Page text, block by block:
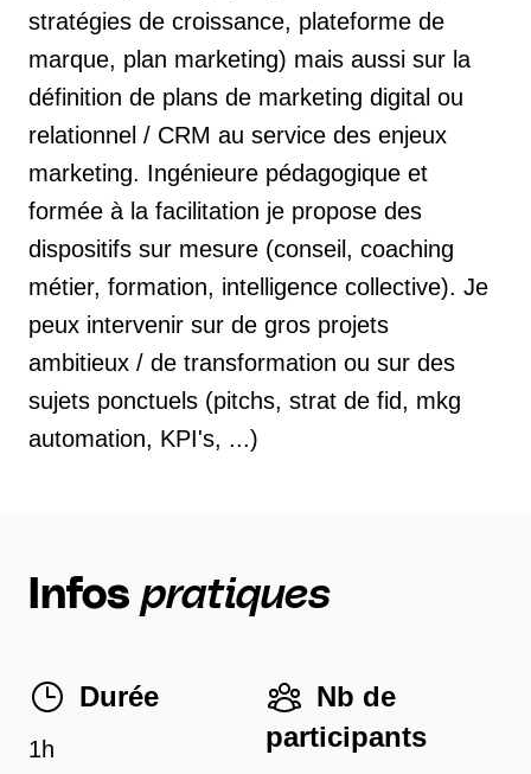
stratégies de croissance, plateforme de
marque, plan marketing) mais aussi sur la
définition de plans de marketing digital ou
relationnel / CRM au service des enjeux
marketing. Ingénieure pédagogique et
formée à la facilitation je propose des
dispositifs sur mesure (conseil, coaching
métier, formation, intelligence collective). Je
peux intervenir sur de gros projets
ambitieux / de transformation ou sur des
sujets ponctuels (pitchs, strat de fid, mkg
automation, KPI's, ...)
Infos pratiques
Durée
1h
Nb de
participants